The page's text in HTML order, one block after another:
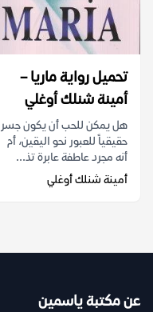
تحميل رواية ماريا –
أمينة شنلك أوغلي
هل يمكن للحب أن يكون
حقيقياً للعبور نحو اليقين، أم
أنه مجرد عاطفة عابرة تذ...
أمينة شنلك أوغلي
عن مكتبة ياسمين